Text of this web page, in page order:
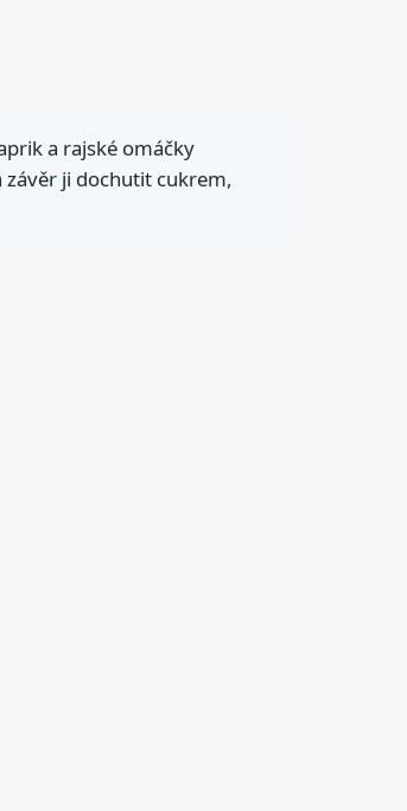
a rajské omáčky
ji dochutit cukrem,